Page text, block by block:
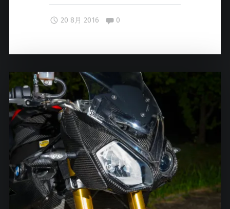
f
ル
ー
ム
の
営
業
日
が
変
わ
20 8月 2016 Comments:
0